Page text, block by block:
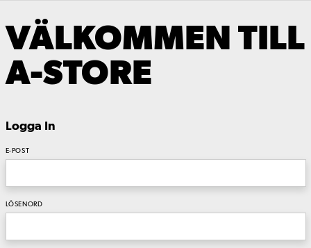
VÄLKOMMEN TILL
A-STORE
Logga In
E-POST
LÖSENORD